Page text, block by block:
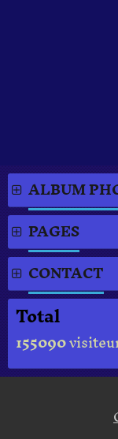
ALBUM
PAGES
CONTACT
Total
155090